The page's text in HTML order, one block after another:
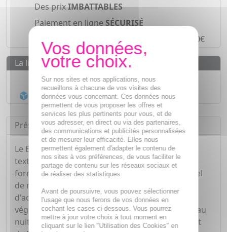
Des prixIMBATTABLES
Paiement en ligne SÉCURISÉ
Paiement en 4 fois sans frais à partir de 30€
La livraison
Livraison gratuite dès55€
Acheminement Chronoposten 24h*
Présentation
Le Baume Restructurant Nuit Bio Anti-Age, à la
texture riche et généreuse, est spécifiquement
formulé pour capitaliser sur le processus naturel
de réparation de la peau pendant la nuit. Le trio
d'actifs de pointe de ce soin naturel, issus du
végétal, contribue à revitaliser et sublimer la peau
nuit après nuit. Au cœur de ce complexe, l'extrait
Sur nos sites et nos applications, nous
recueillons à chacune de vos visites des
données vous concernant. Ces données nous
permettent de vous proposer les offres et
services les plus pertinents pour vous, et de
vous adresser, en direct ou via des partenaires,
des communications et publicités personnalisées
et de mesurer leur efficacité. Elles nous
permettent également d'adapter le contenu de
nos sites à vos préférences, de vous faciliter le
partage de contenu sur les réseaux sociaux et
de réaliser des statistiques
Avant de poursuivre, vous pouvez sélectionner
l'usage que nous ferons de vos données en
cochant les cases ci-dessous. Vous pourrez
mettre à jour votre choix à tout moment en
cliquant sur le lien "Utilisation des Cookies" en